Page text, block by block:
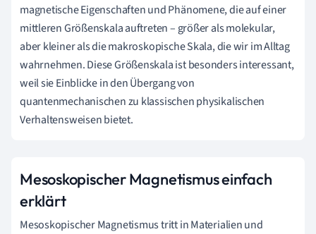
magnetische Eigenschaften und Phänomene, die auf einer
mittleren Größenskala auftreten – größer als molekular,
aber kleiner als die makroskopische Skala, die wir im Alltag
wahrnehmen. Diese Größenskala ist besonders interessant,
weil sie Einblicke in den Übergang von
quantenmechanischen zu klassischen physikalischen
Verhaltensweisen bietet.
Mesoskopischer Magnetismus einfach
erklärt
Mesoskopischer Magnetismus tritt in Materialien und